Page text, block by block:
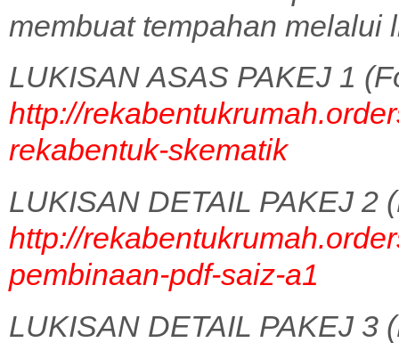
membuat tempahan melalui
LUKISAN ASAS PAKEJ 1
http://
rekabentuk-skematik
LUKISAN DETAIL PAKEJ 2
http://
pembinaan-pdf-saiz-a1
LUKISAN DETAIL PAKEJ 3